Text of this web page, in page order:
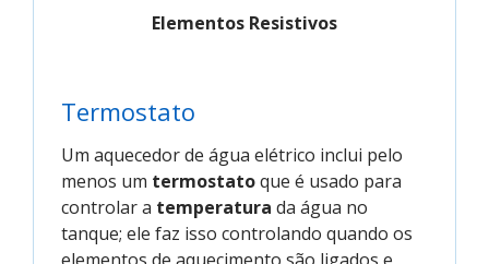
Elementos Resistivos
Termostato
Um aquecedor de água elétrico inclui pelo
menos um termostatoque é usado para
controlar a temperatura da água no
tanque; ele faz isso controlando quando os